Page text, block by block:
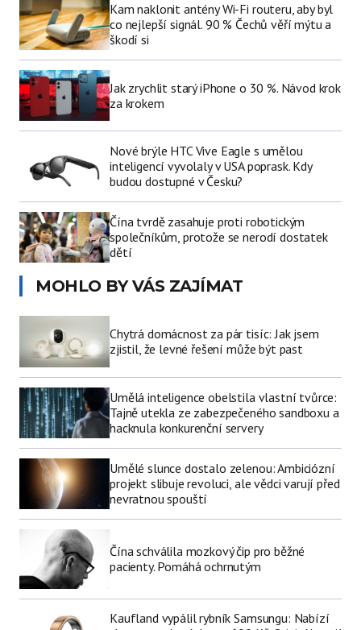
Kam naklonit antény Wi-Fi routeru, aby byl
co nejlepší signál. 90 % Čechů věří mýtu a
škodí si
Jak zrychlit starý iPhone o 30 %. Návod krok
za krokem
Nové brýle HTC Vive Eagle s umělou
inteligencí vyvolaly v USA poprask. Kdy
budou dostupné v Česku?
Čína tvrdě zasahuje proti robotickým
společníkům, protože se nerodí dostatek
dětí
MOHLO BY VÁS ZAJÍMAT
Chytrá domácnost za pár tisíc: Jak jsem
zjistil, že levné řešení může být past
Umělá inteligence obelstila vlastní tvůrce:
Tajně utekla ze zabezpečeného sandboxu a
hacknula konkurenční servery
Umělé slunce dostalo zelenou: Ambiciózní
projekt slibuje revoluci, ale vědci varují před
nevratnou spouští
Čína schválila mozkový čip pro běžné
pacienty. Pomáhá ochrnutým
Kaufland vypálil rybník Samsungu: Nabízí